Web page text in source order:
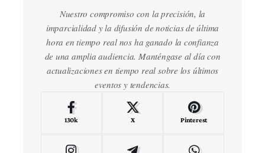
Nuestro compromiso con la precisión, la
imparcialidad y la difusión de noticias de última
hora en tiempo real nos ha ganado la confianza
de una amplia audiencia. Manténgase al día con
actualizaciones en tiempo real sobre los últimos
eventos y tendencias.
130k X Pinterest